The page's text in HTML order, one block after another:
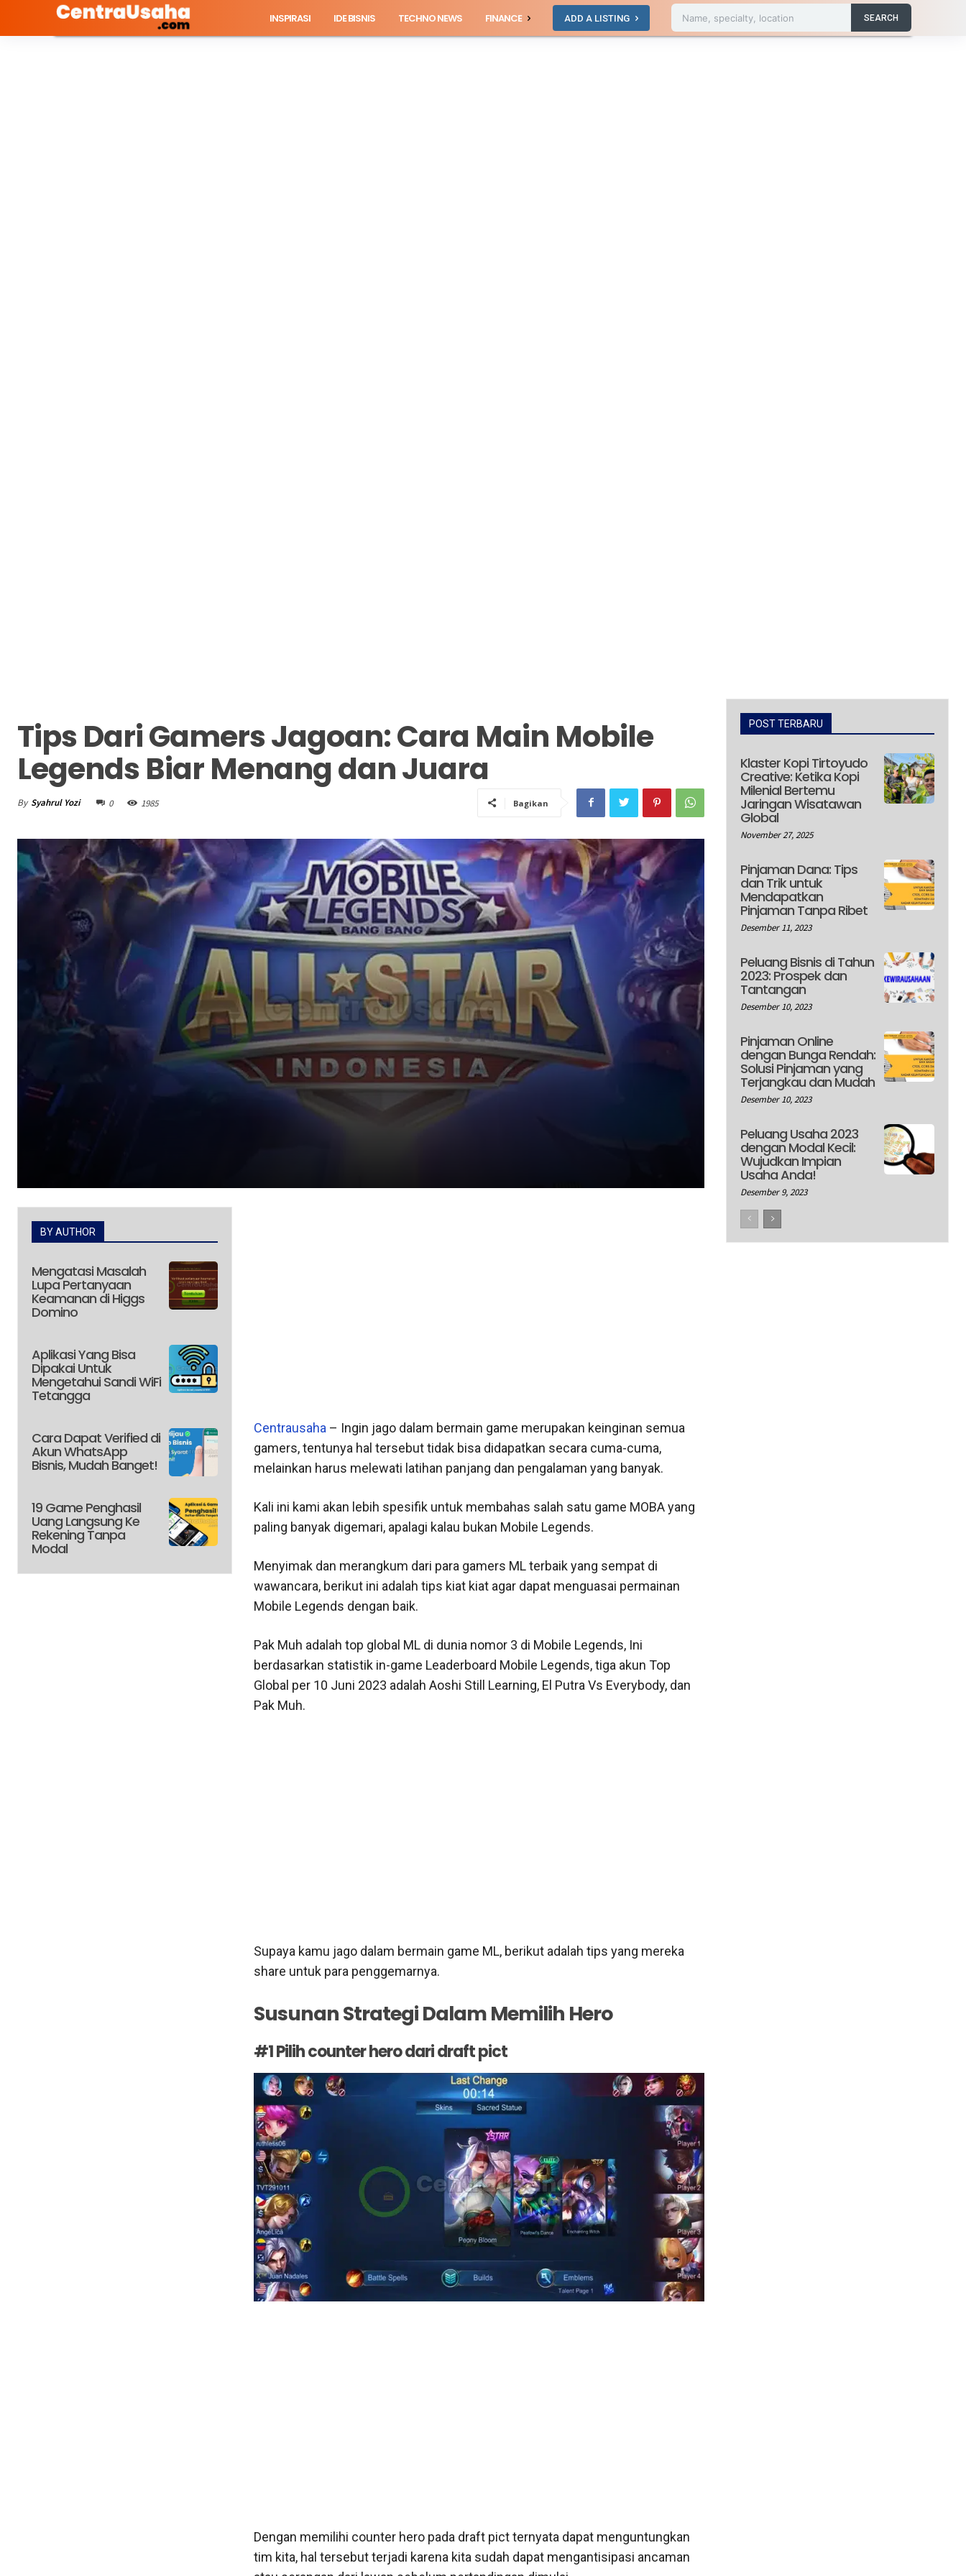
INSPIRASI IDE BISNIS TECHNO NEWS FINANCE ADD A LISTING Name, specialty, location SEARCH
Tips Dari Gamers Jagoan: Cara Main Mobile
Legends Biar Menang dan Juara
By Syahrul Yozi 0 1985 Bagikan
BY AUTHOR
Mengatasi Masalah
Lupa Pertanyaan
Keamanan di Higgs
Domino
Aplikasi Yang Bisa
Dipakai Untuk
Mengetahui Sandi WiFi
Tetangga
Cara Dapat Verified di
Akun WhatsApp
Bisnis, Mudah Banget!
19 Game Penghasil
Uang Langsung Ke
Rekening Tanpa
Modal
Centrausaha – Ingin jago dalam bermain game merupakan keinginan semua
gamers, tentunya hal tersebut tidak bisa didapatkan secara cuma-cuma,
melainkan harus melewati latihan panjang dan pengalaman yang banyak.
Kali ini kami akan lebih spesifik untuk membahas salah satu game MOBA yang
paling banyak digemari, apalagi kalau bukan Mobile Legends.
Menyimak dan merangkum dari para gamers ML terbaik yang sempat di
wawancara, berikut ini adalah tips kiat kiat agar dapat menguasai permainan
Mobile Legends dengan baik.
Pak Muh adalah top global ML di dunia nomor 3 di Mobile Legends, Ini
berdasarkan statistik in-game Leaderboard Mobile Legends, tiga akun Top
Global per 10 Juni 2023 adalah Aoshi Still Learning, El Putra Vs Everybody, dan
Pak Muh.
Supaya kamu jago dalam bermain game ML, berikut adalah tips yang mereka
share untuk para penggemarnya.
Susunan Strategi Dalam Memilih Hero
#1 Pilih counter hero dari draft pict
Dengan memilihi counter hero pada draft pict ternyata dapat menguntungkan
tim kita, hal tersebut terjadi karena kita sudah dapat mengantisipasi ancaman
POST TERBARU
Klaster Kopi Tirtoyudo
Creative: Ketika Kopi
Milenial Bertemu
Jaringan Wisatawan
Global
November 27, 2025
Pinjaman Dana: Tips
dan Trik untuk
Mendapatkan
Pinjaman Tanpa Ribet
Desember 11, 2023
Peluang Bisnis di Tahun
2023: Prospek dan
Tantangan
Desember 10, 2023
Pinjaman Online
dengan Bunga Rendah:
Solusi Pinjaman yang
Terjangkau dan Mudah
Desember 10, 2023
Peluang Usaha 2023
dengan Modal Kecil:
Wujudkan Impian
Usaha Anda!
Desember 9, 2023